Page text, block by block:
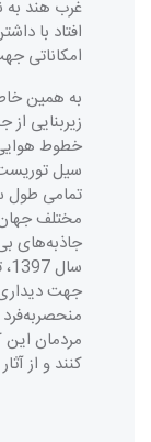
غرب هند به
افتاد با
امکاناتی
به همین
زیربنایی
خطوط
سیل
تمامی طول
مختلف
جهت
منحصربه‌فرد
مردمان این
کنند و از